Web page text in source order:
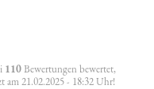
110Bewertungen bewertet,
am 21.02.2025 - 18:32 Uhr!